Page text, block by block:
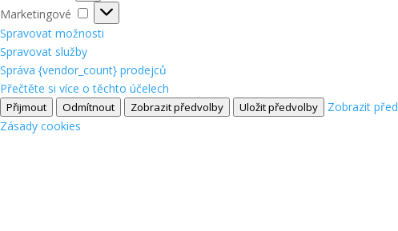
Marketingové
Marketingové
Spravovat možnosti
Spravovat služby
Správa {vendor_count} prodejců
Přečtěte si více o těchto účelech
Přijmout Odmítnout Zobrazit předvolby Uložit předvolby
Zobrazit
Zásady cookies